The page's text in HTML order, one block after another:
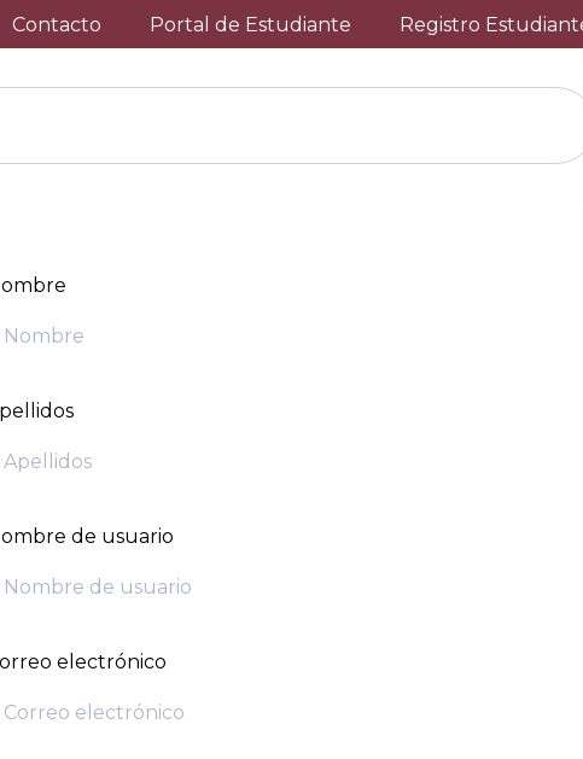
Contacto Portal de Estudiante Registro
de usuario
electrónico